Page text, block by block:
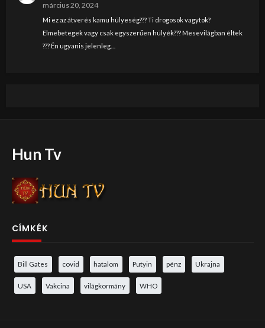
március 20, 2024
Mi ez az átverés kamu hülyeség??? Ti drogosok vagytok?
Elmebetegek vagy csak egyszerűen hülyék??? Mesevilágban éltek
??? Én ugyanis jelenleg…
Hun Tv
CÍMKÉK
Bill Gates covid hatalom Putyin pénz Ukrajna
USA Vakcina világkormány WHO